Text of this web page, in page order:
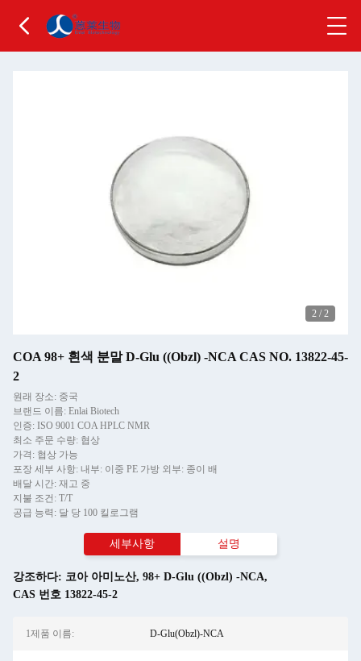
2 / 2
COA 98+ 흰색 분말 D-Glu ((Obzl) -NCA CAS NO. 13822-45-
2
원래 장소: 중국
브랜드 이름: Enlai Biotech
인증: ISO 9001 COA HPLC NMR
최소 주문 수량: 협상
가격: 협상 가능
포장 세부 사항: 내부: 이중 PE 가방 외부: 종이 배
배달 시간: 재고 중
지불 조건: T/T
공급 능력: 달 당 100 킬로그램
세부사항 설명
강조하다: 코아 아미노산, 98+ D-Glu ((Obzl) -NCA,
CAS 번호 13822-45-2
1제품 이름: D-Glu(Obzl)-NCA